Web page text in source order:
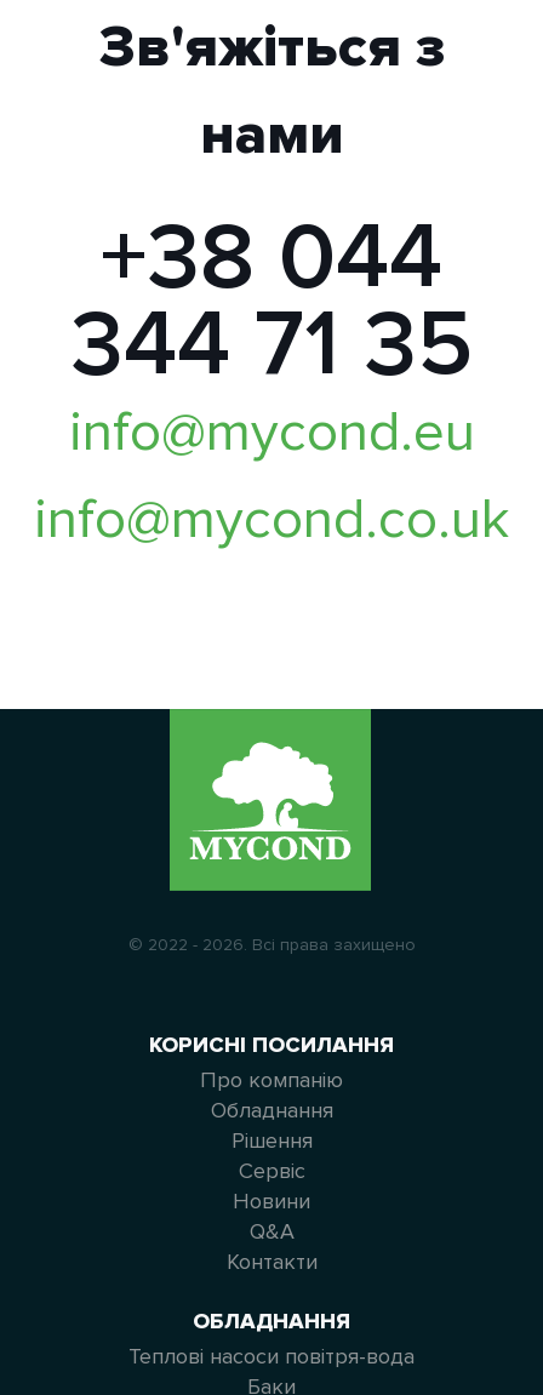
Зв'яжіться з
нами
+38 044
344 71 35
info@mycond.eu
info@mycond.co.uk
© 2022 - 2026. Всі права захищено
КОРИСНІ ПОСИЛАННЯ
Про компанію
Обладнання
Рішення
Сервіс
Новини
Q&A
Контакти
ОБЛАДНАННЯ
Теплові насоси повітря-вода
Баки